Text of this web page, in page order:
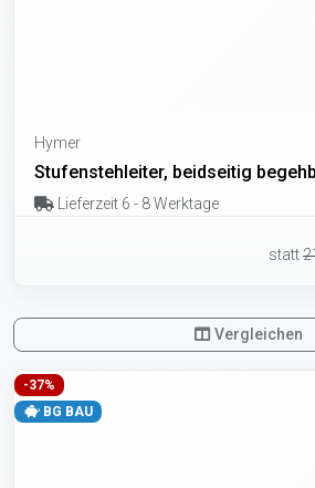
Hymer
Stufenstehleiter, beidseitig
Lieferzeit 6 - 8 Werktage
statt
Vergleichen
-37%
BG BAU